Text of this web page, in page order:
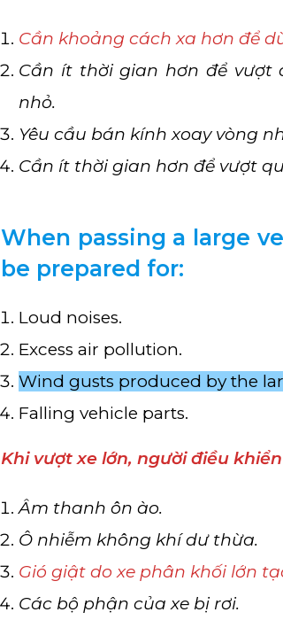
Cần khoảng cách xa hơn để
Cần ít thời gian hơn để vượt
nhỏ.
Yêu cầu bán kính xoay vòng
Cần ít thời gian hơn để vượt
When passing a large
be prepared for:
Loud noises.
Excess air pollution.
Wind gusts produced by the
Falling vehicle parts.
Khi vượt xe lớn, người điều
Âm thanh ôn ào.
Ô nhiễm không khí dư thừa.
Gió giật do xe phân khối lớn
Các bộ phận của xe bị rơi.